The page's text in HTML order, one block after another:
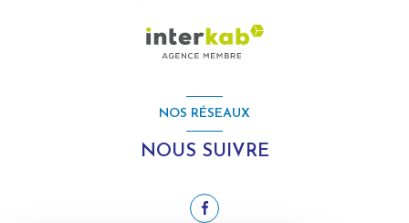
NOS RÉSEAUX
NOUS SUIVRE